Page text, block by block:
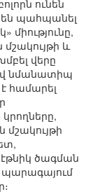
ունեն
են պահպանել
միությունը,
և
վերը
նմանատիպ
համարել
ծագման